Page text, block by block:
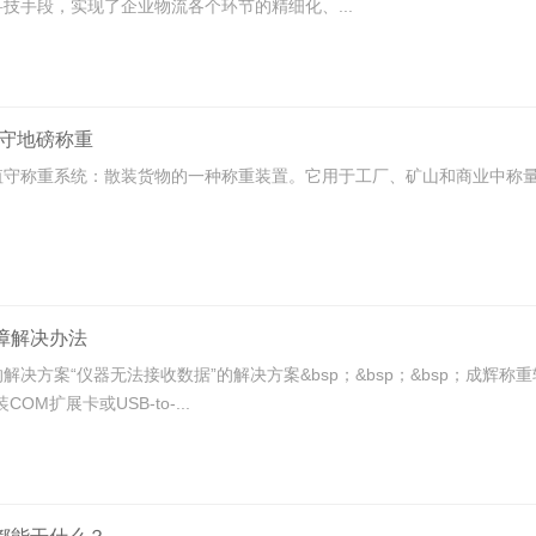
手段，实现了企业物流各个环节的精细化、...
地磅称重
称重系统：散装货物的一种称重装置。它用于工厂、矿山和商业中
解决办法
决方案“仪器无法接收数据”的解决方案&bsp；&bsp；&bsp；成辉称
扩展卡或USB-to-...